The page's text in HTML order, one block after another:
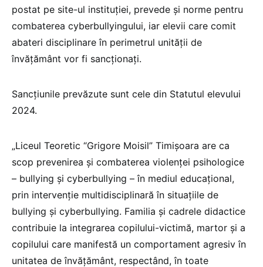
postat pe site-ul instituției, prevede și norme pentru
combaterea cyberbullyingului, iar elevii care comit
abateri disciplinare în perimetrul unității de
învățământ vor fi sancționați.
Sancțiunile prevăzute sunt cele din Statutul elevului
2024.
„Liceul Teoretic “Grigore Moisil” Timișoara are ca
scop prevenirea și combaterea violenţei psihologice
– bullying și cyberbullying – în mediul educaţional,
prin intervenţie multidisciplinară în situaţiile de
bullying și cyberbullying. Familia şi cadrele didactice
contribuie la integrarea copilului-victimă, martor şi a
copilului care manifestă un comportament agresiv în
unitatea de învăţământ, respectând, în toate